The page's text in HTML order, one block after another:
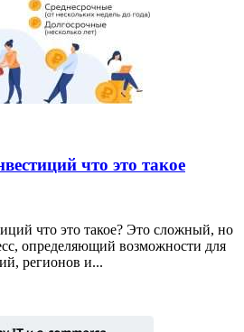
что это такое
что это такое? Это сложный, но
определяющий возможности для
регионов и...